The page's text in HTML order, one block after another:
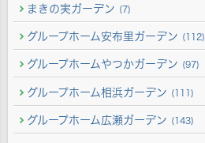
まきの実ガーデン (7)
グループホーム安布里ガーデン (112)
グループホームやつかガーデン (97)
グループホーム相浜ガーデン (111)
グループホーム広瀬ガーデン (143)